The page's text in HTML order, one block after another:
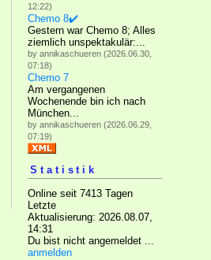
12:22)
Chemo 8✔️
Gestern war Chemo 8; Alles
ziemlich unspektakulär:...
by annikaschueren (2026.06.30,
07:18)
Chemo 7
Am vergangenen
Wochenende bin ich nach
München...
by annikaschueren (2026.06.29,
07:19)
Statistik
Online seit 7413 Tagen
Letzte
Aktualisierung: 2026.08.07,
14:31
Du bist nicht angemeldet ...
anmelden